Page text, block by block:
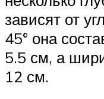
зависят от
45° она
5.5 см, а
12 см.